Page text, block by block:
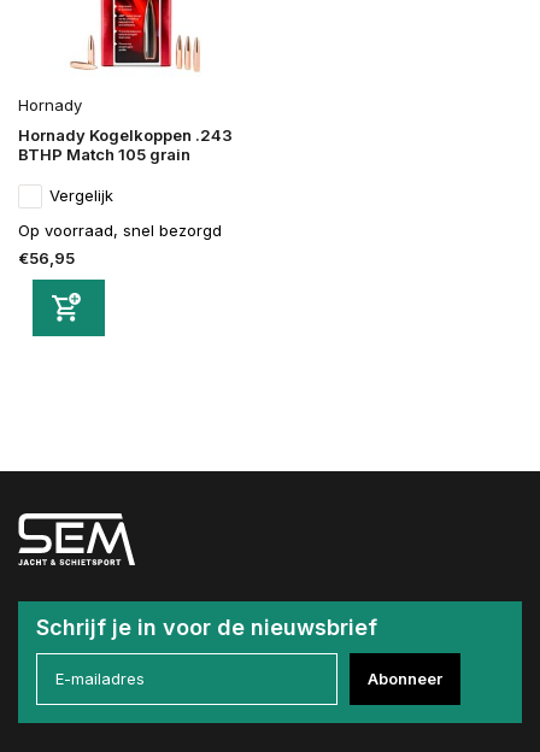
Hornady
Hornady Kogelkoppen .243
BTHP Match 105 grain
Vergelijk
Op voorraad, snel bezorgd
€56,95
Schrijf je in voor de nieuwsbrief
Abonneer